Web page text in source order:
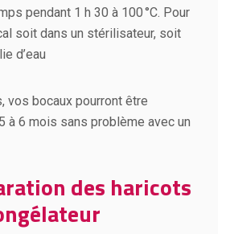
pendant 1 h 30 à 100 °C. Pour
soit dans un stérilisateur, soit
d’eau
vos bocaux pourront être
à 6 mois sans problème avec un
des haricots